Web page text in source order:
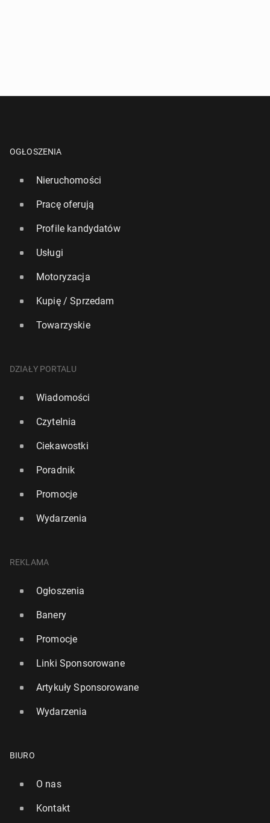
OGŁOSZENIA
Nieruchomości
Pracę oferują
Profile kandydatów
Usługi
Motoryzacja
Kupię / Sprzedam
Towarzyskie
DZIAŁY PORTALU
Wiadomości
Czytelnia
Ciekawostki
Poradnik
Promocje
Wydarzenia
REKLAMA
Ogłoszenia
Banery
Promocje
Linki Sponsorowane
Artykuły Sponsorowane
Wydarzenia
BIURO
O nas
Kontakt